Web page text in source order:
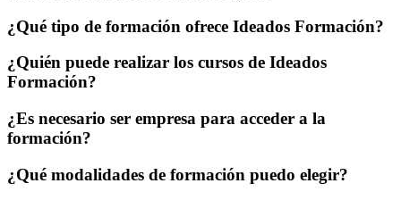
¿Qué tipo de formación ofrece Ideados Formación?
¿Quién puede realizar los cursos de Ideados
Formación?
¿Es necesario ser empresa para acceder a la
formación?
¿Qué modalidades de formación puedo elegir?